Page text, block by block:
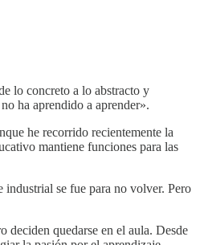
lo concreto a lo abstracto y
ha aprendido a aprender».
he recorrido recientemente la
mantiene funciones para las
industrial se fue para no volver. Pero
deciden quedarse en el aula. Desde